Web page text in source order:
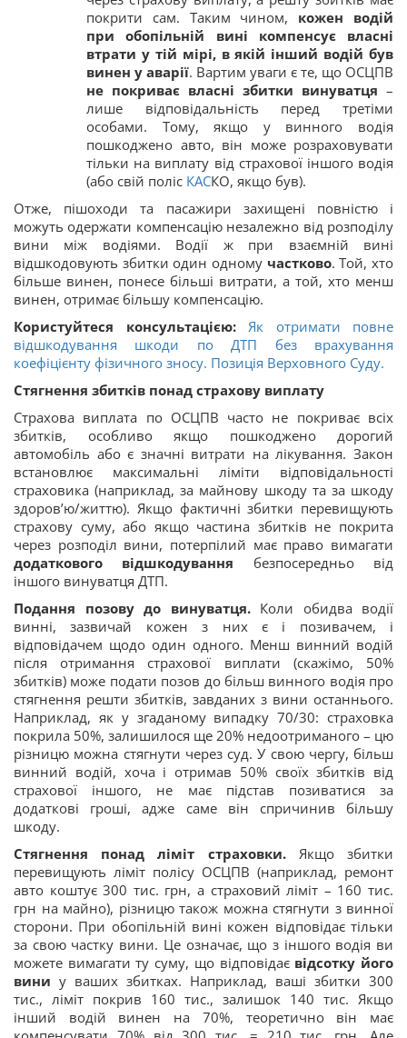
покрити сам. Таким чином, кожен водій
при обопільній вині компенсує власні
втрати у тій мірі, в якій інший водій був
винен у аварії. Вартим уваги є те, що ОСЦПВ
не покриває власні збитки винуватця –
лише відповідальність перед третіми
особами. Тому, якщо у винного водія
пошкоджено авто, він може розраховувати
тільки на виплату від страхової іншого водія
(або свій поліс КАСКО, якщо був).
Отже, пішоходи та пасажири захищені повністю і
можуть одержати компенсацію незалежно від розподілу
вини між водіями. Водії ж при взаємній вині
відшкодовують збитки один одному частково. Той, хто
більше винен, понесе більші витрати, а той, хто менш
винен, отримає більшу компенсацію.
Користуйтеся консультацією: Як отримати повне
відшкодування шкоди по ДТП без врахування
коефіцієнту фізичного зносу. Позиція Верховного Суду.
Стягнення збитків понад страхову виплату
Страхова виплата по ОСЦПВ часто не покриває всіх
збитків, особливо якщо пошкоджено дорогий
автомобіль або є значні витрати на лікування. Закон
встановлює максимальні ліміти відповідальності
страховика (наприклад, за майнову шкоду та за шкоду
здоров’ю/життю). Якщо фактичні збитки перевищують
страхову суму, або якщо частина збитків не покрита
через розподіл вини, потерпілий має право вимагати
додаткового відшкодування безпосередньо від
іншого винуватця ДТП.
Подання позову до винуватця.Коли обидва водії
винні, зазвичай кожен з них є і позивачем, і
відповідачем щодо один одного. Менш винний водій
після отримання страхової виплати (скажімо, 50%
збитків) може подати позов до більш винного водія про
стягнення решти збитків, завданих з вини останнього.
Наприклад, як у згаданому випадку 70/30: страховка
покрила 50%, залишилося ще 20% недоотриманого – цю
різницю можна стягнути через суд​. У свою чергу, більш
винний водій, хоча і отримав 50% своїх збитків від
страхової іншого, не має підстав позиватися за
додаткові гроші, адже саме він спричинив більшу
шкоду.
Стягнення понад ліміт страховки.Якщо збитки
перевищують ліміт полісу ОСЦПВ (наприклад, ремонт
авто коштує 300 тис. грн, а страховий ліміт – 160 тис.
грн на майно), різницю також можна стягнути з винної
сторони. При обопільній вині кожен відповідає тільки
за свою частку вини. Це означає, що з іншого водія ви
можете вимагати ту суму, що відповідає відсотку його
вини у ваших збитках. Наприклад, ваші збитки 300
тис., ліміт покрив 160 тис., залишок 140 тис. Якщо
інший водій винен на 70%, теоретично він має